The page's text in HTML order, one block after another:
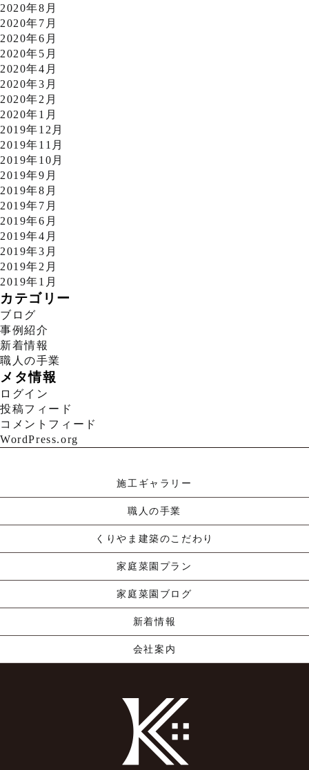
2020年8月
2020年7月
2020年6月
2020年5月
2020年4月
2020年3月
2020年2月
2020年1月
2019年12月
2019年11月
2019年10月
2019年9月
2019年8月
2019年7月
2019年6月
2019年4月
2019年3月
2019年2月
2019年1月
カテゴリー
ブログ
事例紹介
新着情報
職人の手業
メタ情報
ログイン
投稿フィード
コメントフィード
WordPress.org
施工ギャラリー
職人の手業
くりやま建築のこだわり
家庭菜園プラン
家庭菜園ブログ
新着情報
会社案内